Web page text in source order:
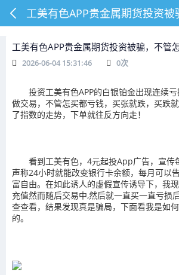
工美有色APP贵金属期货投资被骗，不管
2026-06-04 15:31:46 0次
投资工美有色APP的白银铂金出现连续亏
做交易，不管怎买都亏钱，买张就跌，买跌
了指数的走势，下单就往反方向走！
看到工美有色，4元起投App广告，宣传
声称24小时就能改变银行卡余额，每月可以
富自由。在如此诱人的虚假宣传诱导下，我
充值然而随后交易中,然后就一直买一直亏损
查查看，结果发现真是骗局，下面看我是如
的。